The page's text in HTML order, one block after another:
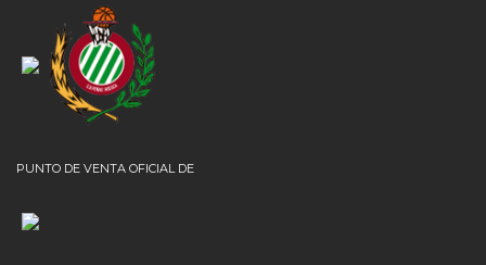
PUNTO DE VENTA OFICIAL DE